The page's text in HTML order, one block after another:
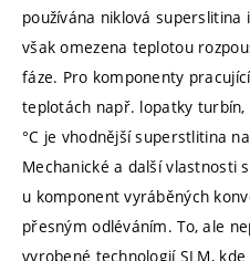
používána niklová superslitina
však omezena teplotou
fáze. Pro komponenty
teplotách např. lopatky
°C je vhodnější superstlitina
Mechanické a další vlastnosti
u komponent vyráběných
přesným odléváním. To, ale
vyrobené technologií SLM,